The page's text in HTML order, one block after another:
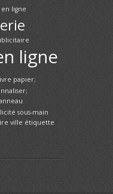
ligne
ligne
papier;
sous-main
ville étiquette